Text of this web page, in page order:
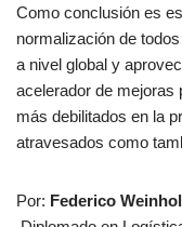
Como conclusión es
normalización de
a nivel global y
acelerador de mejoras
más debilitados en la
atravesados como
Por: Federico